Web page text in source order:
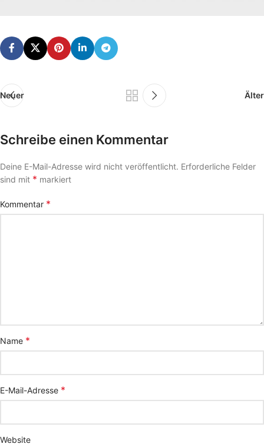
Neuer Älter
Schreibe einen Kommentar
Deine E-Mail-Adresse wird nicht veröffentlicht. Erforderliche Felder
sind mit * markiert
Kommentar *
Name *
E-Mail-Adresse *
Website